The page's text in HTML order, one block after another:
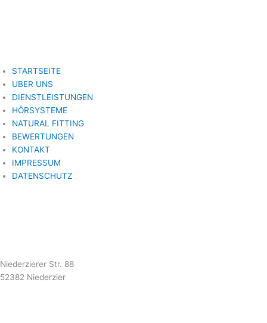
STARTSEITE
UBER UNS
DIENSTLEISTUNGEN
HÖRSYSTEME
NATURAL FITTING
BEWERTUNGEN
KONTAKT
IMPRESSUM
DATENSCHUTZ
Niederzierer Str. 88
52382 Niederzier